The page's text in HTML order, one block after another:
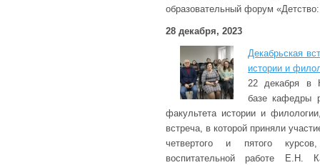
образовательный форум
28 декабря, 2023
Декабрьская
истории и
22 декабря в
базе кафедры
факультета истории и
встреча, в которой приняли
четвертого и пятого
воспитательной работе Е.Н.